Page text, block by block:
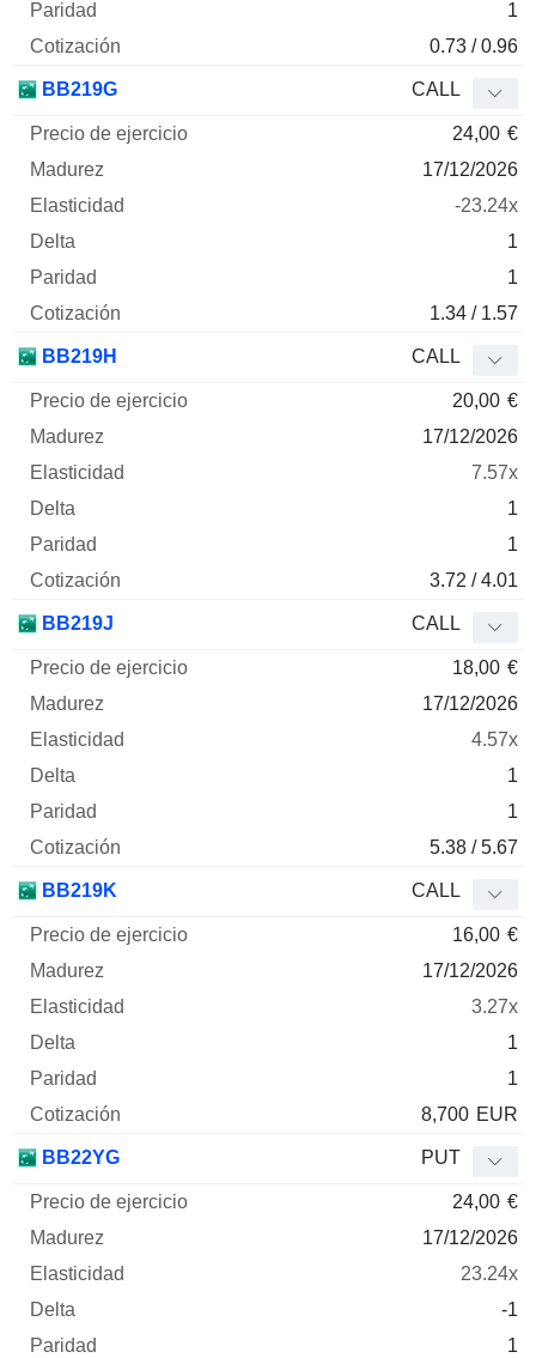
1
0.73 / 0.96
BB219G CALL
24,00 €
17/12/2026
-23.24x
1
1
1.34 / 1.57
BB219H CALL
20,00 €
17/12/2026
7.57x
1
1
3.72 / 4.01
BB219J CALL
18,00 €
17/12/2026
4.57x
1
1
5.38 / 5.67
BB219K CALL
16,00 €
17/12/2026
3.27x
1
1
8,700 EUR
BB22YG PUT
24,00 €
17/12/2026
23.24x
-1
1